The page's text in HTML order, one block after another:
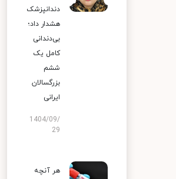
دندانپزشک
هشدار داد؛
بی‌دندانی
کامل یک
ششم
بزرگسالان
ایرانی
1404/09/
29
هر آنچه